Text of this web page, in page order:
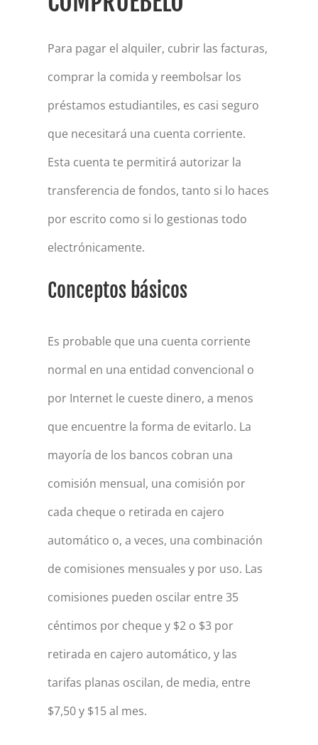
Para pagar el alquiler, cubrir las facturas,
comprar la comida y reembolsar los
préstamos estudiantiles, es casi seguro
que necesitará una cuenta corriente.
Esta cuenta te permitirá autorizar la
transferencia de fondos, tanto si lo haces
por escrito como si lo gestionas todo
electrónicamente.
Conceptos básicos
Es probable que una cuenta corriente
normal en una entidad convencional o
por Internet le cueste dinero, a menos
que encuentre la forma de evitarlo. La
mayoría de los bancos cobran una
comisión mensual, una comisión por
cada cheque o retirada en cajero
automático o, a veces, una combinación
de comisiones mensuales y por uso. Las
comisiones pueden oscilar entre 35
céntimos por cheque y $2 o $3 por
retirada en cajero automático, y las
tarifas planas oscilan, de media, entre
$7,50 y $15 al mes.